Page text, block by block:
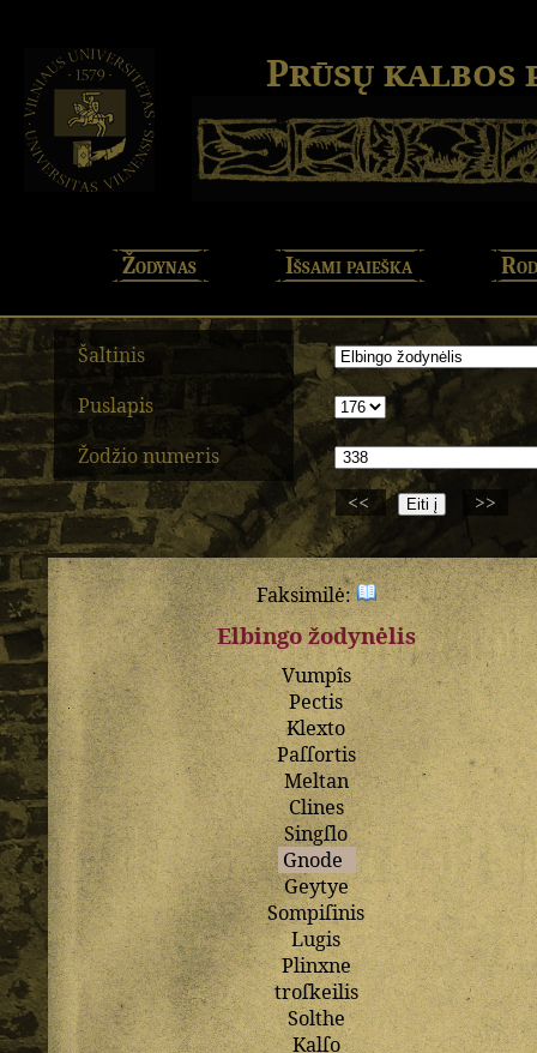
Prūsų kalbos
Žodynas Išsami paieška
Šaltinis
Puslapis
Žodžio numeris
<<
>>
Faksimilė:
Elbingo žodynėlis
Vumpîs
Pectis
Klexto
Paſſortis
Meltan
Clines
Singſlo
Gnode
Geytye
Sompiſinis
Lugis
Plinxne
troſkeilis
Solthe
Kalſo